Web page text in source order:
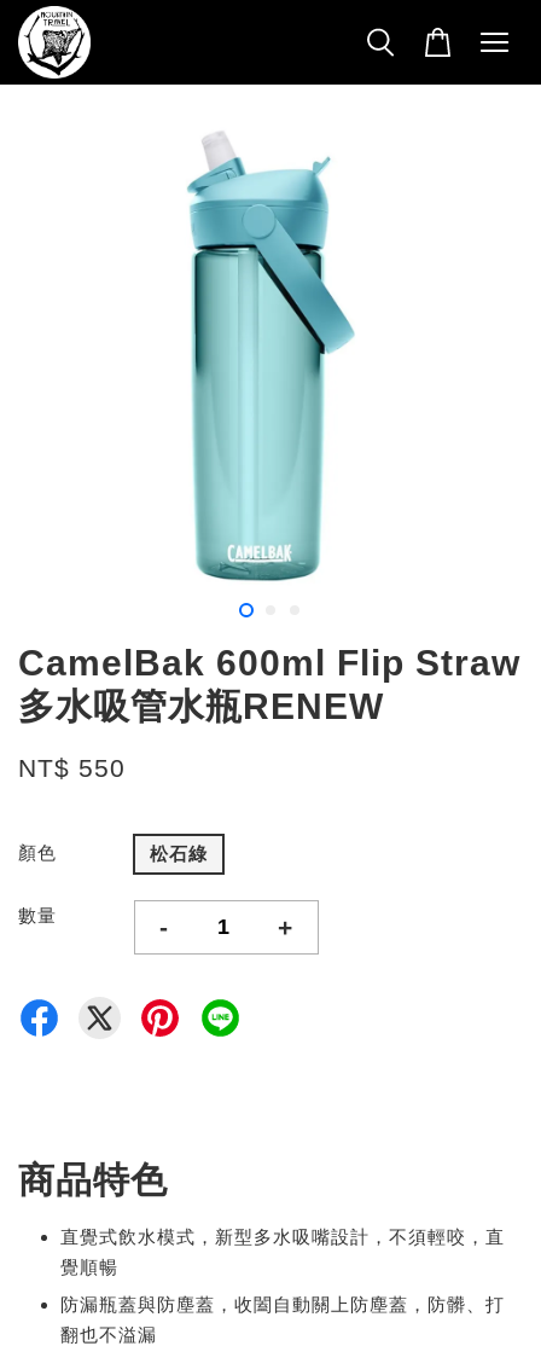
CamelBak 600ml Flip Straw
多水吸管水瓶RENEW
NT$ 550
顏色 松石綠
數量 - +
商品特色
直覺式飲水模式，新型多水吸嘴設計，不須輕咬，直
覺順暢
防漏瓶蓋與防塵蓋，收闔自動關上防塵蓋，防髒、打
翻也不溢漏